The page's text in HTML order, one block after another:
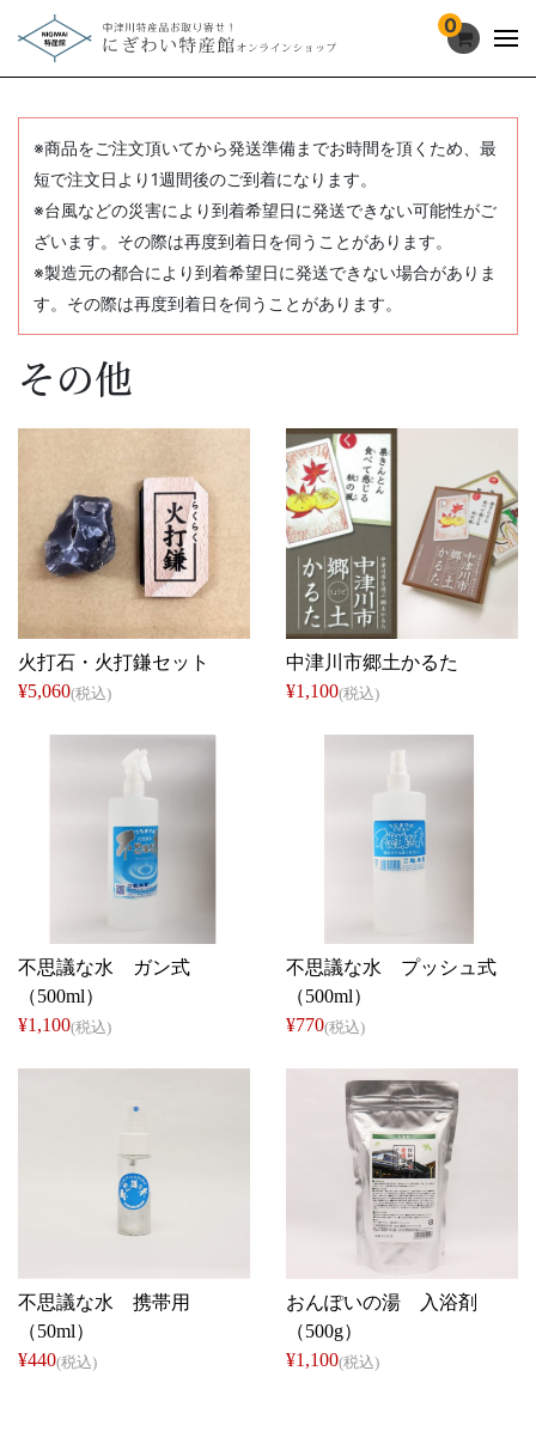
0
※商品をご注文頂いてから発送準備までお時間を頂くため、最
短で注文日より1週間後のご到着になります。
※台風などの災害により到着希望日に発送できない可能性がご
ざいます。その際は再度到着日を伺うことがあります。
※製造元の都合により到着希望日に発送できない場合がありま
す。その際は再度到着日を伺うことがあります。
その他
火打石・火打鎌セット
¥5,060(税込)
にぎわい特産館
中津川市郷土かるた
¥1,100(税込)
不思議な水 ガン式
（500ml）
¥1,100(税込)
不思議な水 プッシュ式
（500ml）
¥770(税込)
不思議な水 携帯用
（50ml）
¥440(税込)
道の駅 花街道 付知
おんぽいの湯 入浴剤
（500g）
¥1,100(税込)